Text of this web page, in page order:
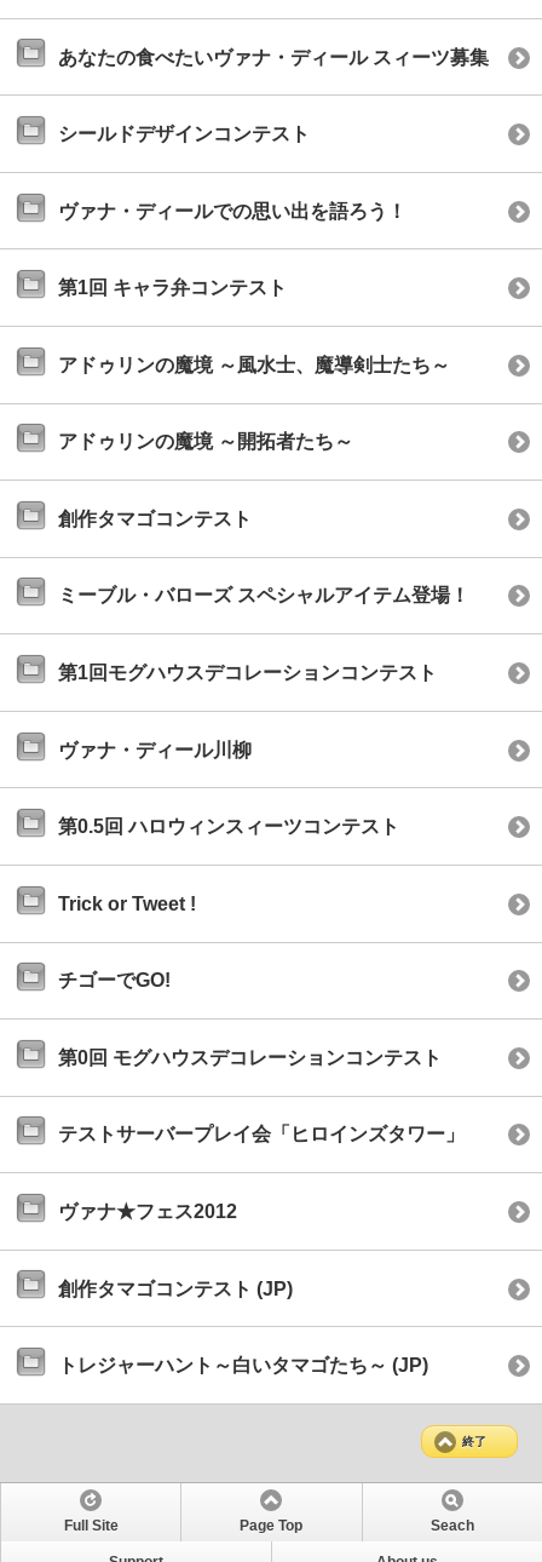
あなたの食べたいヴァナ・ディール スィーツ募集
シールドデザインコンテスト
ヴァナ・ディールでの思い出を語ろう！
第1回 キャラ弁コンテスト
アドゥリンの魔境 ～風水士、魔導剣士たち～
アドゥリンの魔境 ～開拓者たち～
創作タマゴコンテスト
ミーブル・バローズ スペシャルアイテム登場！
第1回モグハウスデコレーションコンテスト
ヴァナ・ディール川柳
第0.5回 ハロウィンスィーツコンテスト
Trick or Tweet !
チゴーでGO!
第0回 モグハウスデコレーションコンテスト
テストサーバープレイ会「ヒロインズタワー」
ヴァナ★フェス2012
創作タマゴコンテスト (JP)
トレジャーハント～白いタマゴたち～ (JP)
終了
Full Site Page Top Seach